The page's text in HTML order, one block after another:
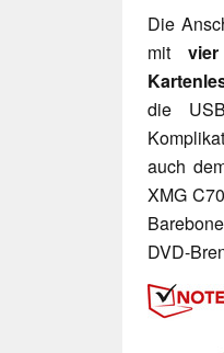
Die
mit
die
auch
XMG
DVD-